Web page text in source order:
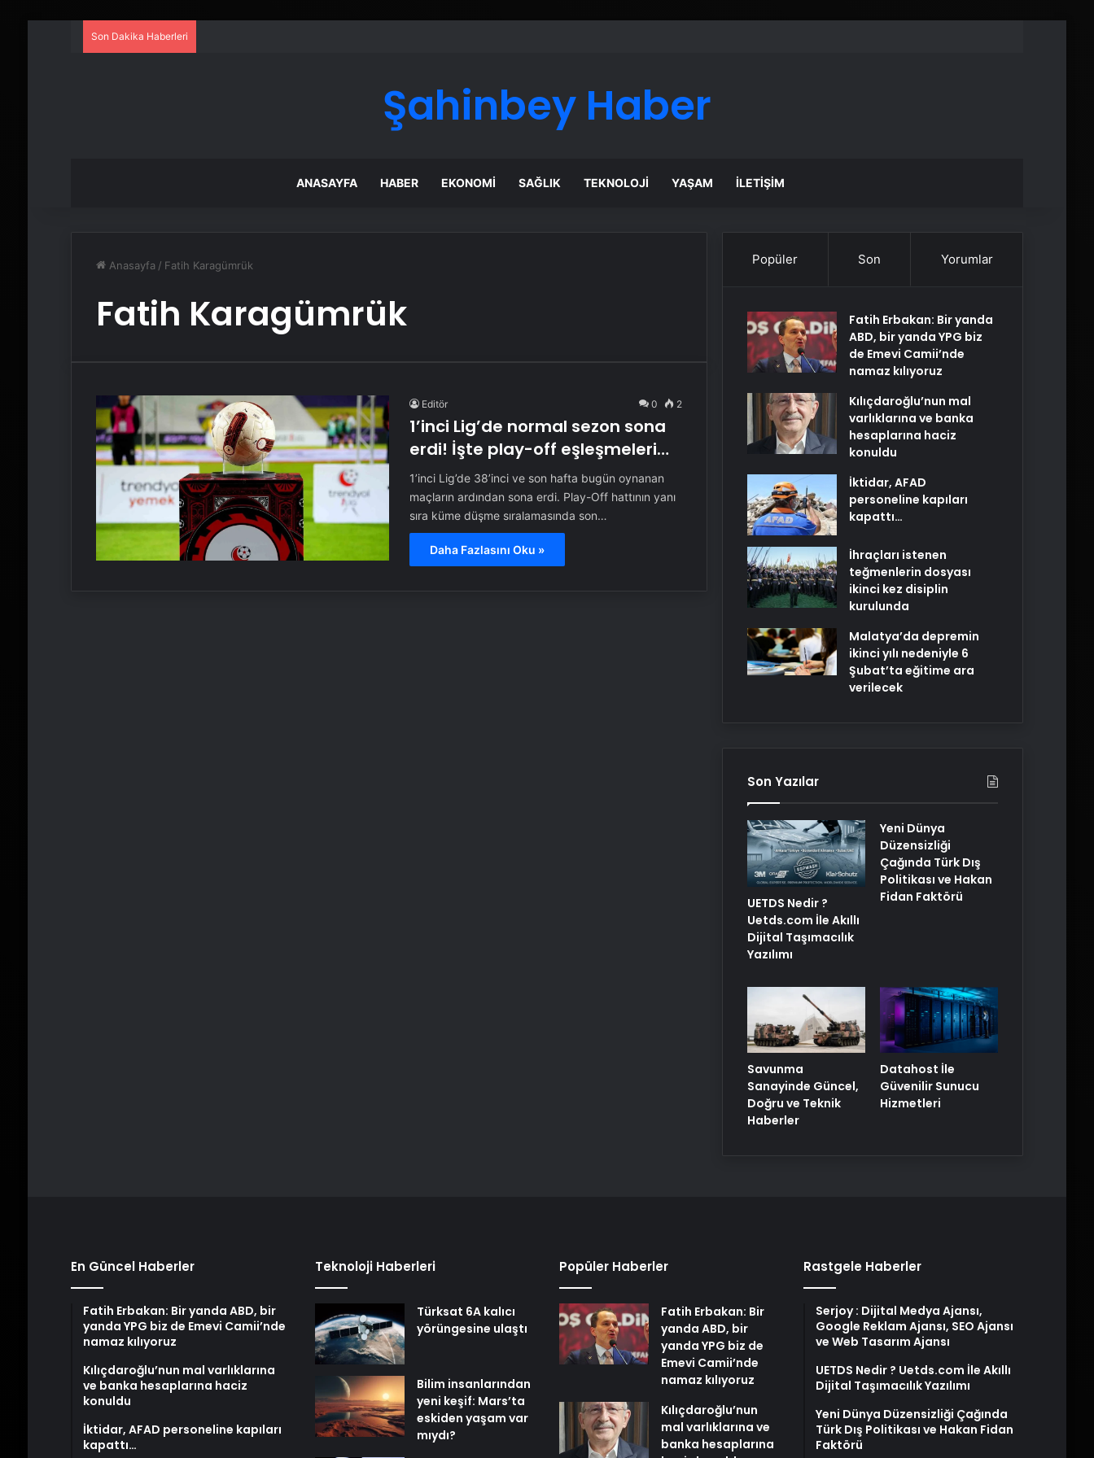
Son Dakika Haberleri
Şahinbey Haber
ANASAYFA HABER EKONOMI SAĞLIK TEKNOLOJI YAŞAM İLETIŞIM
Anasayfa / Fatih Karagümrük
Fatih Karagümrük
Editör 0 2
1’inci Lig’de normal sezon sona
erdi! İşte play-off eşleşmeleri…
1’inci Lig’de 38’inci ve son hafta bugün oynanan
maçların ardından sona erdi. Play-Off hattının yanı
sıra küme düşme sıralamasında son…
Daha Fazlasını Oku »
Popüler Son Yorumlar
Fatih Erbakan: Bir yanda
ABD, bir yanda YPG biz
de Emevi Camii’nde
namaz kılıyoruz
Kılıçdaroğlu’nun mal
varlıklarına ve banka
hesaplarına haciz
konuldu
İktidar, AFAD
personeline kapıları
kapattı…
İhraçları istenen
teğmenlerin dosyası
ikinci kez disiplin
kurulunda
Malatya’da depremin
ikinci yılı nedeniyle 6
Şubat’ta eğitime ara
verilecek
Son Yazılar
UETDS Nedir ?
Uetds.com İle Akıllı
Dijital Taşımacılık
Yazılımı
Yeni Dünya
Düzensizliği
Çağında Türk Dış
Politikası ve Hakan
Fidan Faktörü
Savunma
Sanayinde Güncel,
Doğru ve Teknik
Haberler
Datahost İle
Güvenilir Sunucu
Hizmetleri
En Güncel Haberler
Fatih Erbakan: Bir yanda ABD, bir
yanda YPG biz de Emevi Camii’nde
namaz kılıyoruz
Kılıçdaroğlu’nun mal varlıklarına
ve banka hesaplarına haciz
konuldu
İktidar, AFAD personeline kapıları
kapattı…
Teknoloji Haberleri
Türksat 6A kalıcı
yörüngesine ulaştı
Bilim insanlarından
yeni keşif: Mars’ta
eskiden yaşam var
mıydı?
Popüler Haberler
Fatih Erbakan: Bir
yanda ABD, bir
yanda YPG biz de
Emevi Camii’nde
namaz kılıyoruz
Kılıçdaroğlu’nun
mal varlıklarına ve
banka hesaplarına
Rastgele Haberler
Serjoy : Dijital Medya Ajansı,
Google Reklam Ajansı, SEO Ajansı
ve Web Tasarım Ajansı
UETDS Nedir ? Uetds.com İle Akıllı
Dijital Taşımacılık Yazılımı
Yeni Dünya Düzensizliği Çağında
Türk Dış Politikası ve Hakan Fidan
Faktörü